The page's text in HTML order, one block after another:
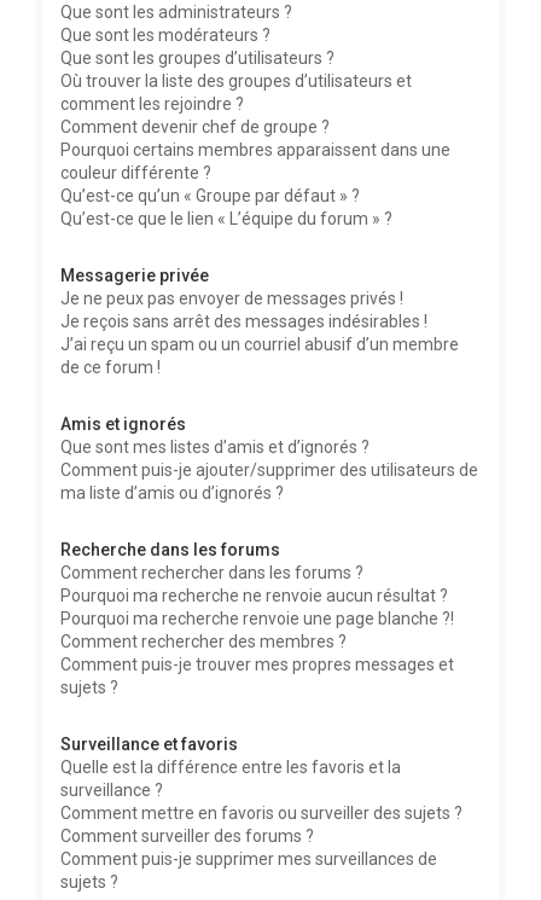
Que sont les administrateurs ?
Que sont les modérateurs ?
Que sont les groupes d’utilisateurs ?
Où trouver la liste des groupes d’utilisateurs et
comment les rejoindre ?
Comment devenir chef de groupe ?
Pourquoi certains membres apparaissent dans une
couleur différente ?
Qu’est-ce qu’un « Groupe par défaut » ?
Qu’est-ce que le lien « L’équipe du forum » ?
Messagerie privée
Je ne peux pas envoyer de messages privés !
Je reçois sans arrêt des messages indésirables !
J’ai reçu un spam ou un courriel abusif d’un membre
de ce forum !
Amis et ignorés
Que sont mes listes d’amis et d’ignorés ?
Comment puis-je ajouter/supprimer des utilisateurs de
ma liste d’amis ou d’ignorés ?
Recherche dans les forums
Comment rechercher dans les forums ?
Pourquoi ma recherche ne renvoie aucun résultat ?
Pourquoi ma recherche renvoie une page blanche ?!
Comment rechercher des membres ?
Comment puis-je trouver mes propres messages et
sujets ?
Surveillance et favoris
Quelle est la différence entre les favoris et la
surveillance ?
Comment mettre en favoris ou surveiller des sujets ?
Comment surveiller des forums ?
Comment puis-je supprimer mes surveillances de
sujets ?